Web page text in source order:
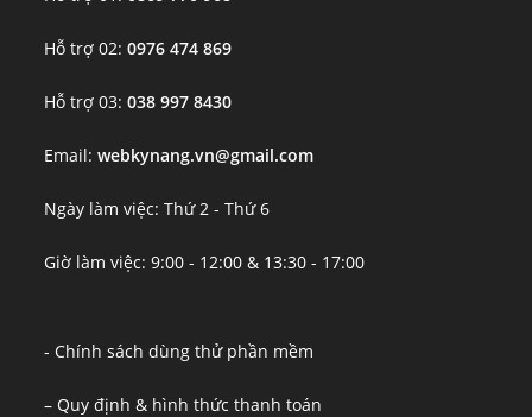
Hỗ trợ 02:0976 474 869
Hỗ trợ 03:038 997 8430
Email:webkynang.vn@gmail.com
Ngày làm việc: Thứ 2 - Thứ 6
Giờ làm việc: 9:00 - 12:00 & 13:30 - 17:00
- Chính sách dùng thử phần mềm
– Quy định & hình thức thanh toán